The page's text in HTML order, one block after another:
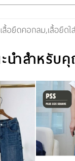
เสื้อยืดคอกลม,เสื้อยืด
นำสำหรับ